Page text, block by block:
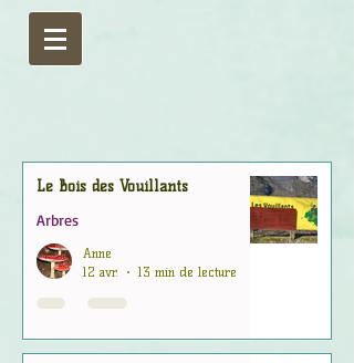
Le Bois des Vouillants
Arbres
Anne
12 avr.
13 min de lecture